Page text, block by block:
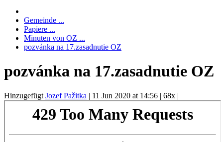
Gemeinde ...
Papiere ...
Minuten von OZ ...
pozvánka na 17.zasadnutie OZ
pozvánka na 17.zasadnutie OZ
Hinzugefügt Jozef Pažitka | 11 Jun 2020 at 14:56 | 68x |